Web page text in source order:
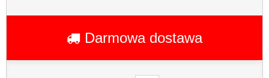
Darmowa dostawa